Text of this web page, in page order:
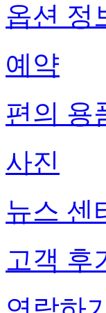
옵션 정
예약
편의 용
사진
뉴스 센
고객 후